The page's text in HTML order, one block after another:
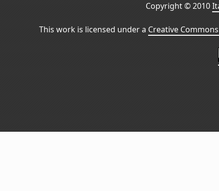
Copyright © 2010
This work is licensed under a Creative